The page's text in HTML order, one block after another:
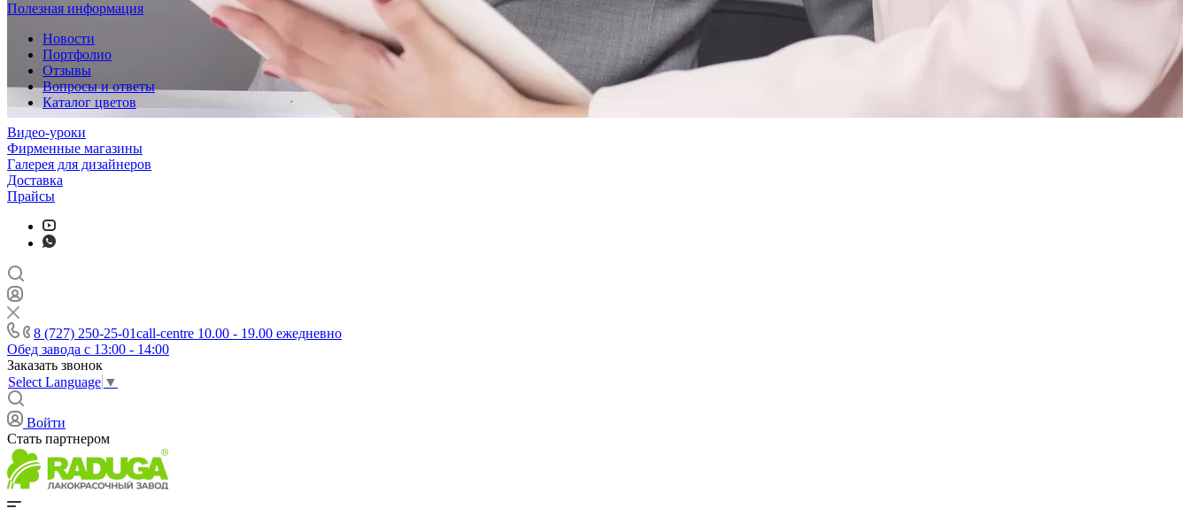
Полезная информация
Новости
Портфолио
Отзывы
Вопросы и ответы
Каталог цветов
Видео-уроки
Фирменные магазины
Галерея для дизайнеров
Доставка
Прайсы
8 (727) 250-25-01call-centre 10.00 - 19.00 ежедневно
Обед завода с 13:00 - 14:00
Заказать звонок
Select Language ▼
Войти
Стать партнером